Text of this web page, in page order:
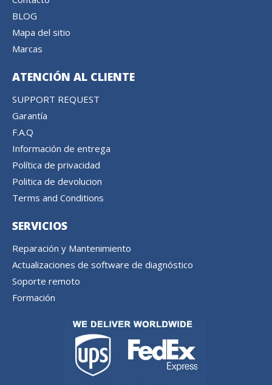
BLOG
Mapa del sitio
Marcas
ATENCIÓN AL CLIENTE
SUPPORT REQUEST
Garantía
F.A.Q
Información de entrega
Política de privacidad
Politica de devolucion
Terms and Conditions
SERVICIOS
Reparación y Mantenimiento
Actualizaciones de software de diagnóstico
Soporte remoto
Formación